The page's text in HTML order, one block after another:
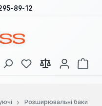
89-12
У вас є 0 у списку
Розширювальні баки